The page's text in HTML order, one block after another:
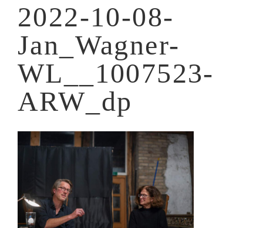
2022-10-08-
Jan_Wagner-
WL__1007523-
ARW_dp